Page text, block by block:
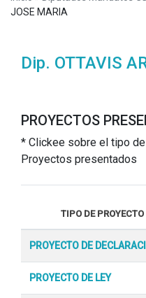
JOSE MARIA
Dip. OTTAVIS
PROYECTOS
* Clickee sobre el tipo
Proyectos presentados
TIPO DE PROYECTO
PROYECTO DE
PROYECTO DE LEY